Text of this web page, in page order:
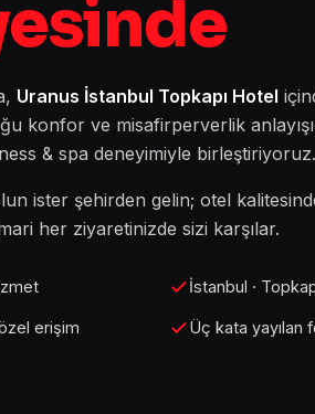
Uranus İstanbul Topkapı Hotel
konfor ve misafirperverlik
& spa deneyimiyle birleştiriyoruz.
ister şehirden gelin; otel
her ziyaretinizde sizi karşılar.
İstanbul ·
erişim Üç kata yayılan